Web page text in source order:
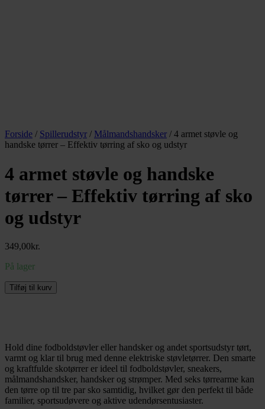
Forside / Spillerudstyr / Målmandshandsker / 4 armet støvle og
handske tørrer – Effektiv tørring af sko og udstyr
4 armet støvle og handske
tørrer – Effektiv tørring af sko
og udstyr
349,00kr.
På lager
armet
-
Effektiv
tørring
af
sko
og
Tilføj til kurv
Hold dine fodboldstøvler eller handsker og andet sportsudstyr tørt,
varmt og klar til brug med denne elektriske støvletørrer. Den smarte
og kraftfulde skotørrer er ideel til fodboldstøvler, sneakers,
målmandshandsker, handsker og strømper. Med seks tørrearme kan
den tørre op til tre par sko samtidig, hvilket gør den perfekt til både
familier, sportsudøvere og aktive udendørsentusiaster.